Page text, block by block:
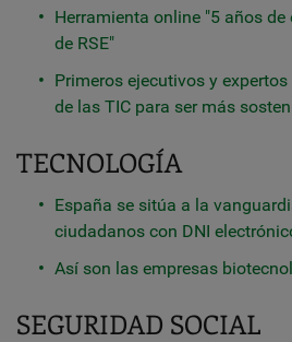
Herramienta online "5 años
de RSE"
Primeros ejecutivos y
de las TIC para ser más
TECNOLOGÍA
España se sitúa a la
ciudadanos con DNI
Así son las empresas
SEGURIDAD SOCIAL